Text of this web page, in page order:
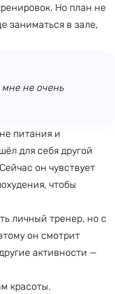
Но план не
заниматься в зале,
не очень
питания и
для себя другой
он чувствует
чтобы
личный тренер, но с
он смотрит
активности —
красоты.